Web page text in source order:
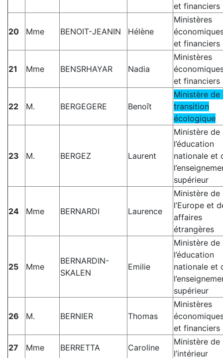
et financiers
20 Mme BENOIT-JEANIN Hélène
Ministères
et financiers
21 Mme BENSRHAYAR Nadia
Ministères
et financiers
22 M. BERGEGERE Benoît
Ministère de
transition
écologique
23 M. BERGEZ Laurent
Ministère de
l’éducation
nationale et
supérieur
24 Mme BERNARDI Laurence
Ministère de
l’Europe et
affaires
étrangères
25 Mme
BERNARDIN-
SKALEN
Emilie
Ministère de
l’éducation
nationale et
supérieur
26 M. BERNIER Thomas
Ministères
et financiers
27
Mme BERRETTA Caroline
Ministère de
l’intérieur